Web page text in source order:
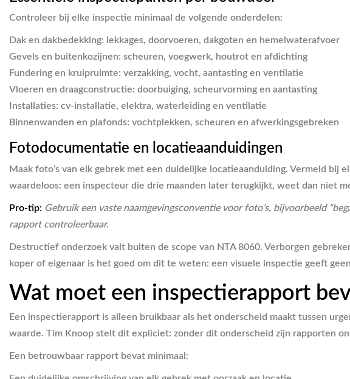
Controleer bij elke inspectie minimaal de volgende onderdelen:
Dak en dakbedekking: lekkages, doorvoeren, dakgoten en hemelwaterafvoer
Gevels en buitenkozijnen: scheuren, voegwerk, houtrot en afdichting
Fundering en kruipruimte: verzakking, vocht, aantasting en ventilatie
Vloeren en draagconstructie: doorbuiging, scheurvorming en aantasting
Installaties: cv-installatie, elektra, waterleiding en ventilatie
Binnenwanden en plafonds: vochtplekken, scheuren en afwerkingsgebreken
Fotodocumentatie en locatieaanduidingen
Maak foto’s van elk gebrek met een duidelijke locatieaanduiding. Vermeld
waardeloos: een inspecteur die drie maanden later terugkijkt, weet dan niet
Pro-tip: Gebruik een vaste naamgevingsconventie voor foto’s, bijvoorbeeld
rapport controleerbaar.
Destructief onderzoek valt buiten de scope van NTA 8060. Verborgen
koper of eigenaar is het goed om dit te weten: een visuele inspectie geeft
Wat moet een inspectierapport
Een inspectierapport is alleen bruikbaar als het onderscheid maakt tussen
waarde. Tim Knoop stelt dit expliciet: zonder dit onderscheid zijn rapporten
Een betrouwbaar rapport bevat minimaal: